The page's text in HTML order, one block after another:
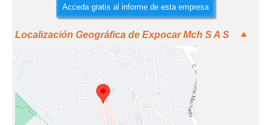
Acceda gratis al informe de esta empresa
Localización Geográfica de Expocar Mch S A S